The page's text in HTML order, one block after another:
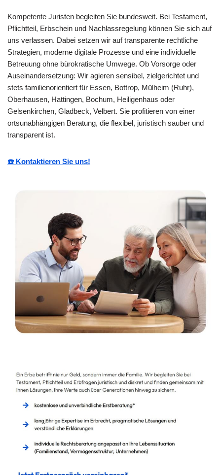
Kompetente Juristen begleiten Sie bundesweit. Bei Testament,
Pflichtteil, Erbschein und Nachlassregelung können Sie sich auf
uns verlassen. Dabei setzen wir auf transparente rechtliche
Strategien, moderne digitale Prozesse und eine individuelle
Betreuung ohne bürokratische Umwege. Ob Vorsorge oder
Auseinandersetzung: Wir agieren sensibel, zielgerichtet und
stets familienorientiert für Essen, Bottrop, Mülheim (Ruhr),
Oberhausen, Hattingen, Bochum, Heiligenhaus oder
Gelsenkirchen, Gladbeck, Velbert. Sie profitieren von einer
ortsunabhängigen Beratung, die flexibel, juristisch sauber und
transparent ist.
☎️ Kontaktieren Sie uns!